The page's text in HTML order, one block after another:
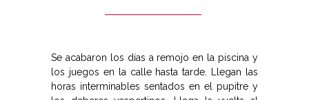
Se acabaron los días a remojo en la piscina y
los juegos en la calle hasta tarde. Llegan las
horas interminables sentados en el pupitre y